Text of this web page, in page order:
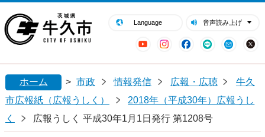
Language 音声読み上げ
YouTubeInstagram
Facebook
LINE Mail
閉じる
ホーム > 市政 情報発信 広報・広聴
牛久
市広報紙（広報うしく）
2018年（平成30年）広報うし
く
広報うしく 平成30年1月1日発行 第1208号